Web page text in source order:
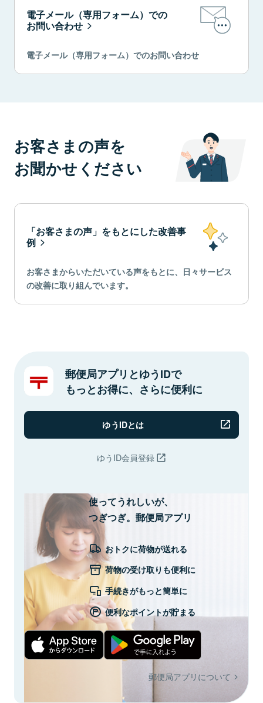
電子メール（専用フォーム）での
お問い合わせ
電子メール（専用フォーム）でのお問い合わせ
お客さまの声を
お聞かせください
「お客さまの声」をもとにした改善事
例
お客さまからいただいている声をもとに、日々サービス
の改善に取り組んでいます。
郵便局アプリとゆうIDで
もっとお得に、さらに便利に
ゆうIDとは
ゆうID会員登録
使ってうれしいが、
つぎつぎ。郵便局アプリ
おトクに荷物が送れる
荷物の受け取りも便利に
手続きがもっと簡単に
便利なポイントが貯まる
郵便局アプリについて